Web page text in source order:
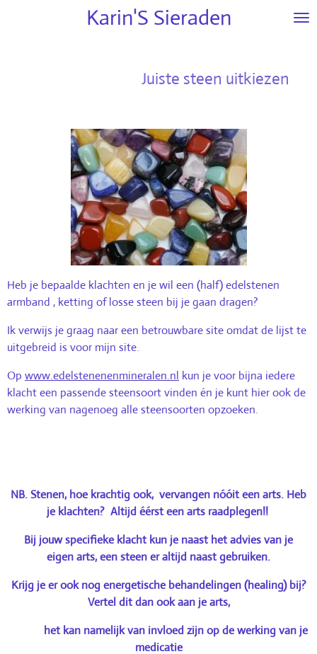
Karin'S Sieraden
Juiste steen uitkiezen
Heb je bepaalde klachten en je wil een (half) edelstenen
armband , ketting of losse steen bij je gaan dragen?
Ik verwijs je graag naar een betrouwbare site omdat de lijst te
uitgebreid is voor mijn site.
Op www.edelstenenenmineralen.nl kun je voor bijna iedere
klacht een passende steensoort vinden én je kunt hier ook de
werking van nagenoeg alle steensoorten opzoeken.
NB. Stenen, hoe krachtig ook, vervangen nóóit een arts. Heb
je klachten? Altijd éérst een arts raadplegen!!
Bij jouw specifieke klacht kun je naast hetadvies van je
eigenarts, een steen er altijd naast gebruiken.
Krijg je er ook nog energetische behandelingen (healing) bij?
Vertel dit dan ook aan je arts,
het kan namelijk van invloed zijn op de werking van je
medicatie